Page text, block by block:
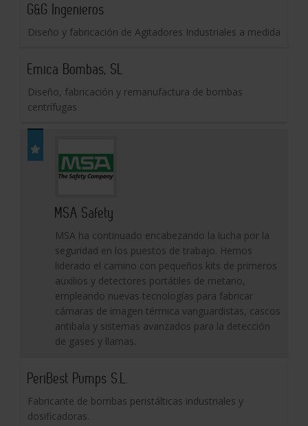
G&G Ingenieros
Diseño y fabricación de Agitadores Industriales a medida
Emica Bombas, SL
Diseño, fabricación y remanufactura de bombas
centrífugas
MSA Safety
MSA ha continuado encabezando la lucha por la
seguridad en los puestos de trabajo. Hemos
liderado el camino con pequeños kits de primeros
auxilios y detectores portátiles de metano,
empleando nuevas tecnologías para fabricar
cámaras de imagen térmica vanguardistas, cascos
antibala y sistemas avanzados para la detección
de gases y llamas.
PeriBest Pumps S.L.
Fabricante de bombas peristálticas industriales y
dosificadoras.